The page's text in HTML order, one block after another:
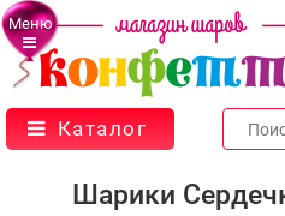
Меню
Каталог
Шарики